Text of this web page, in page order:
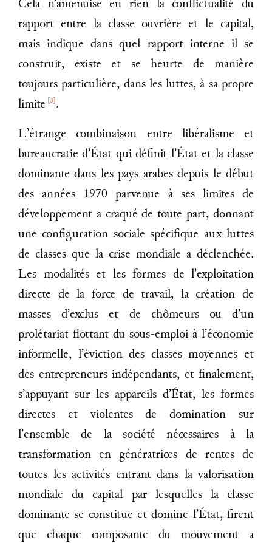
Cela n’amenuise en rien la conflictualité du
rapport entre la classe ouvrière et le capital,
mais indique dans quel rapport interne il se
construit, existe et se heurte de manière
toujours particulière, dans les luttes, à sa propre
limite
3 .
L’étrange combinaison entre libéralisme et
bureaucratie d’État qui définit l’État et la classe
dominante dans les pays arabes depuis le début
des années 1970 parvenue à ses limites de
développement a craqué de toute part, donnant
une configuration sociale spécifique aux luttes
de classes que la crise mondiale a déclenchée.
Les modalités et les formes de l’exploitation
directe de la force de travail, la création de
masses d’exclus et de chômeurs ou d’un
prolétariat flottant du sous-emploi à l’économie
informelle, l’éviction des classes moyennes et
des entrepreneurs indépendants, et finalement,
s’appuyant sur les appareils d’État, les formes
directes et violentes de domination sur
l’ensemble de la société nécessaires à la
transformation en génératrices de rentes de
toutes les activités entrant dans la valorisation
mondiale du capital par lesquelles la classe
dominante se constitue et domine l’État, firent
que chaque composante du mouvement a